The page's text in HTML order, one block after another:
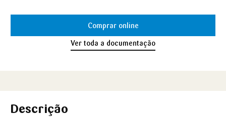
Comprar online
Ver toda a documentação
Descrição